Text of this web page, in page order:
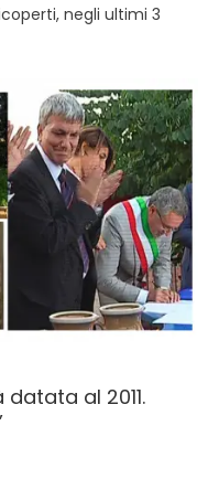
negli ultimi 3
al 2011.